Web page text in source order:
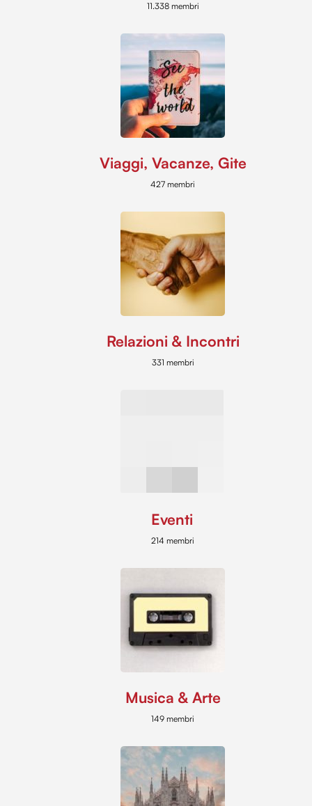
11.338 membri
Viaggi, Vacanze, Gite
427 membri
Relazioni & Incontri
331 membri
Eventi
214 membri
Musica & Arte
149 membri